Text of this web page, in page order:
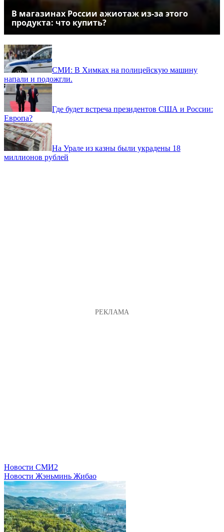
В магазинах России ажиотаж из-за этого
продукта: что купить?
СМИ: В Химках на полицейскую машину
напали и подожгли.
Где будет встреча президентов США и России:
Европа?
На Урале из казны были украдены 18
миллионов рублей
Новости СМИ2
Новости Жэньминь Жибао